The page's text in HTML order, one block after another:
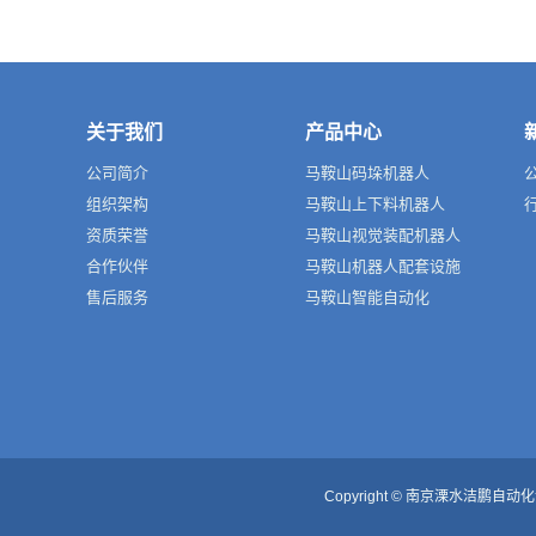
关于我们
公司简介
组织架构
资质荣誉
合作伙伴
售后服务
产品中心
马鞍山码垛机器人
马鞍山上下料机器人
马鞍山视觉装配机器人
马鞍山机器人配套设施
马鞍山智能自动化
Copyright © 南京溧水洁鹏自动